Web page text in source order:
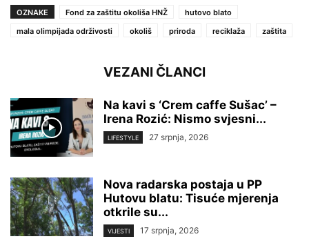
OZNAKE
Fond za zaštitu okoliša HNŽ
hutovo blato
mala olimpijada održivosti
okoliš priroda reciklaža zaštita
VEZANI ČLANCI
Na kavi s ‘Crem caffe Sušac’ –
Irena Rozić: Nismo svjesni...
LIFESTYLE 27 srpnja, 2026
Nova radarska postaja u PP
Hutovu blatu: Tisuće mjerenja
otkrile su...
VIJESTI 17 srpnja, 2026